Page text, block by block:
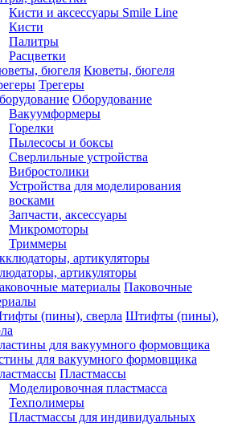
Кисти и аксессуары Smile Line
Кисти
Палитры
Расцветки
Кюветы, бюгеля
Трегеры
Оборудование
Вакуумформеры
Горелки
Пылесосы и боксы
Сверлильные устройства
Вибростолики
Устройства для моделирования
восками
Запчасти, аксессуары
Микромоторы
Триммеры
артикуляторы
Паковочные
Штифты (пины),
для вакуумного формовщика
Пластмассы
Моделировочная пластмасса
Техполимеры
Пластмассы для индивидуальных